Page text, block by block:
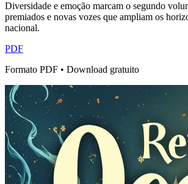
Diversidade e emoção marcam o segundo
premiados e novas vozes que ampliam os
nacional.
PDF
Formato PDF • Download gratuito